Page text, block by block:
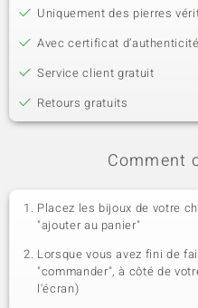
Uniquement des pierres
Avec certificat d’authenticité
Service client gratuit
Retours gratuits
Comment
Placez les bijoux de votre
"ajouter au panier"
Lorsque vous avez fini de
"commander", à côté de
l'écran)